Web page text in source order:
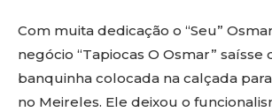
Com muita dedicação o “Seu”
negócio “Tapiocas O Osmar” saísse
banquinha colocada na calçada
no Meireles. Ele deixou o